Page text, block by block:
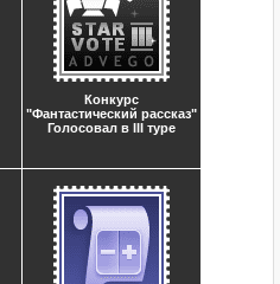
Конкурс
"Фантастический рассказ"
Голосовал в III туре